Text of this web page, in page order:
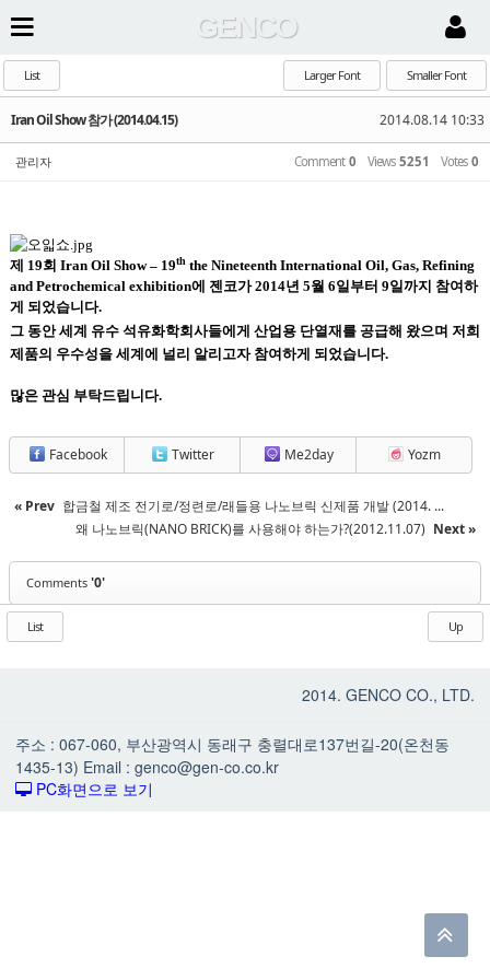
GENCO
List Larger Font Smaller Font
2014.08.14 10:33
Iran Oil Show 참가 (2014.04.15)
관리자 Comment 0 Views 5251 Votes 0
제 19회 Iran Oil Show – 19th the Nineteenth International Oil, Gas, Refining
and Petrochemical exhibition에 젠코가2014년 5월 6일부터 9일까지 참여하
게 되었습니다.
그 동안 세계 유수 석유화학회사들에게 산업용 단열재를 공급해 왔으며 저희
제품의 우수성을 세계에 널리 알리고자 참여하게 되었습니다.
많은 관심 부탁드립니다.
Facebook Twitter Me2day Yozm
« Prev 합금철 제조 전기로/정련로/래들용 나노브릭 신제품 개발 (2014. ...
왜 나노브릭(NANO BRICK)를 사용해야 하는가?(2012.11.07) Next »
Comments '0'
List Up
2014. GENCO CO., LTD.
주소 : 067-060, 부산광역시 동래구 충렬대로137번길-20(온천동
1435-13) Email : genco@gen-co.co.kr
PC화면으로 보기